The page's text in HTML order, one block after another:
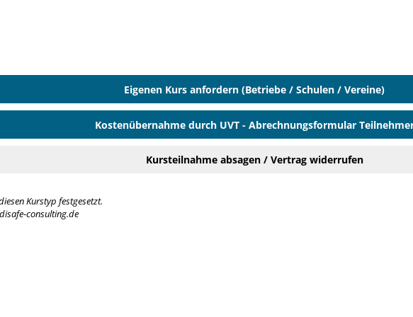
Eigenen Kurs anfordern (Betriebe / Schulen / Vereine)
Kostenübernahme durch UVT - Abrechnungsformular
Kursteilnahme absagen / Vertrag widerrufen
Kurstyp festgesetzt.
consulting.de